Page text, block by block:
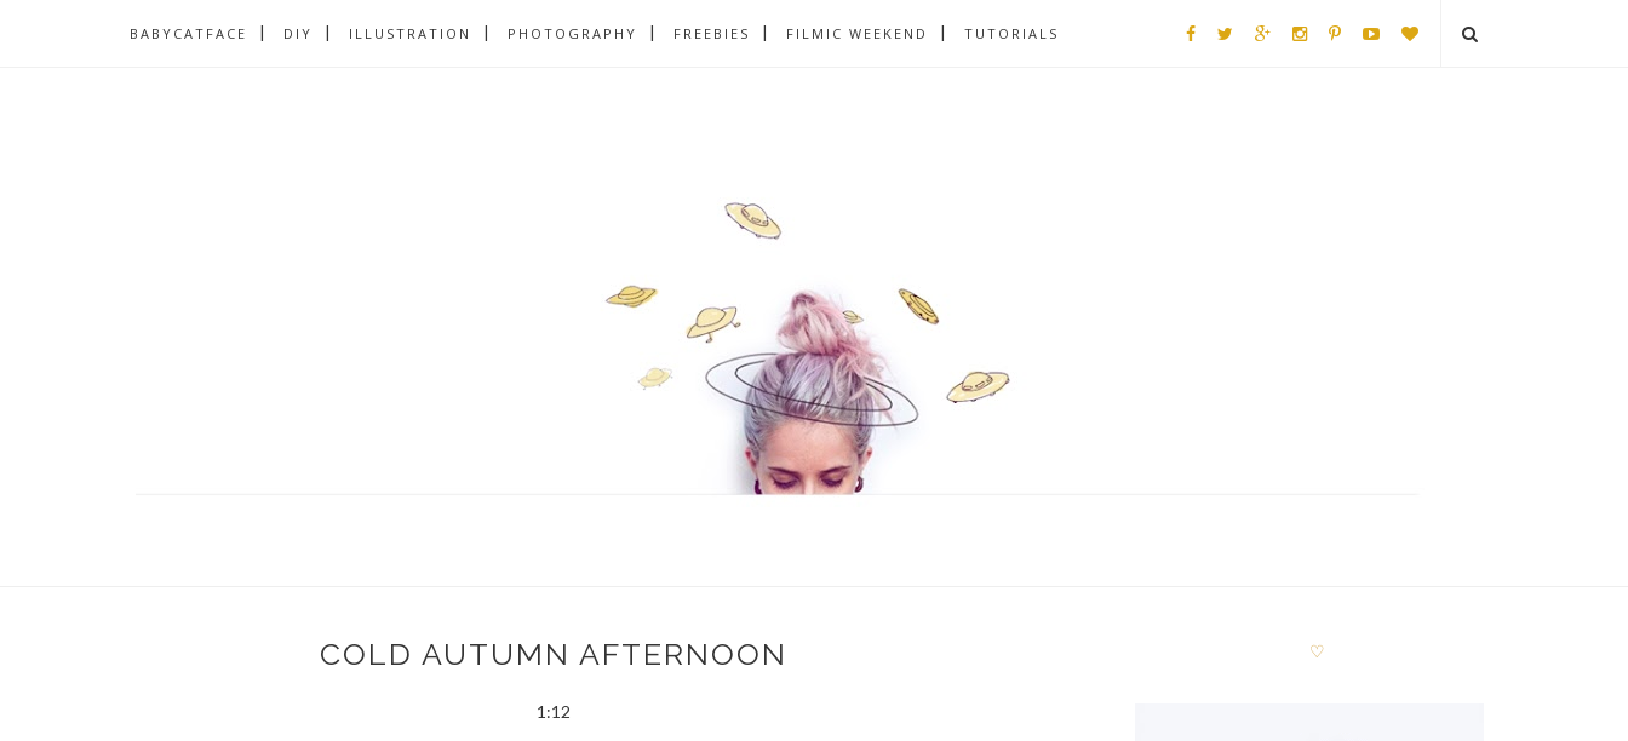
BABYCATFACE DIY ILLUSTRATION PHOTOGRAPHY FREEBIES FILMIC WEEKEND TUTORIALS
COLD AUTUMN AFTERNOON
1:12
♡